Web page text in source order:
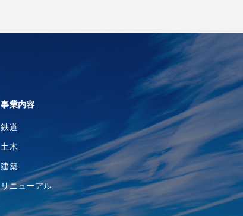
事業内容
鉄道
土木
建築
リニューアル